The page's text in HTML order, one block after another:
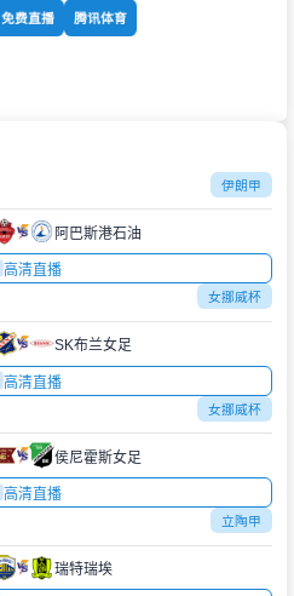
免费直播 腾讯体育
伊朗甲
阿巴斯港石油
高清直播
女挪威杯
SK布兰女足
高清直播
女挪威杯
侯尼霍斯女足
高清直播
立陶甲
瑞特瑞埃